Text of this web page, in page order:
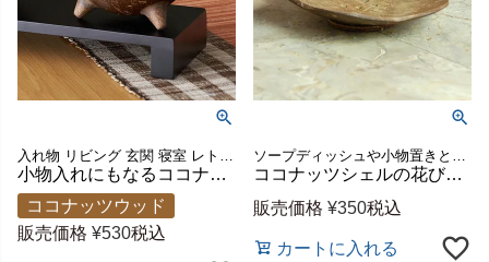
入れ物 リビング 玄関 寝室 レトロ モダン シンプル アジアンインテリア リゾートホテル サロン 店舗ディスプレイ かわいい 南国 ヤシの実 椰子 ハンドメイド 手作り プレゼント ギフト
小物入れにもなるココナッツシェルのデコレーションボウル 直径約10～15cm バリ島製 [11272]
ココナッツウッド
販売価格 ¥530税込
ソープディッシュや小物置きとしても使えるバリ島の人気アジアントレイ
ココナッツシェルの花びら型ソープディッシュ 約W9×D9×H2cm [10432]
販売価格 ¥350税込
カートに入れる